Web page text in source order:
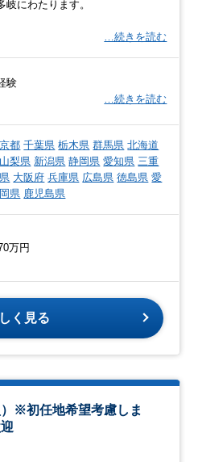
岐にわたります。
…続きを読む
験
…続きを読む
都 千葉県 栃木県 群馬県 北海道
山梨県 新潟県 静岡県 愛知県 三重
大阪府 兵庫県 広島県 徳島県 愛
県 鹿児島県
万円
く見る
※初任地希望考慮しま